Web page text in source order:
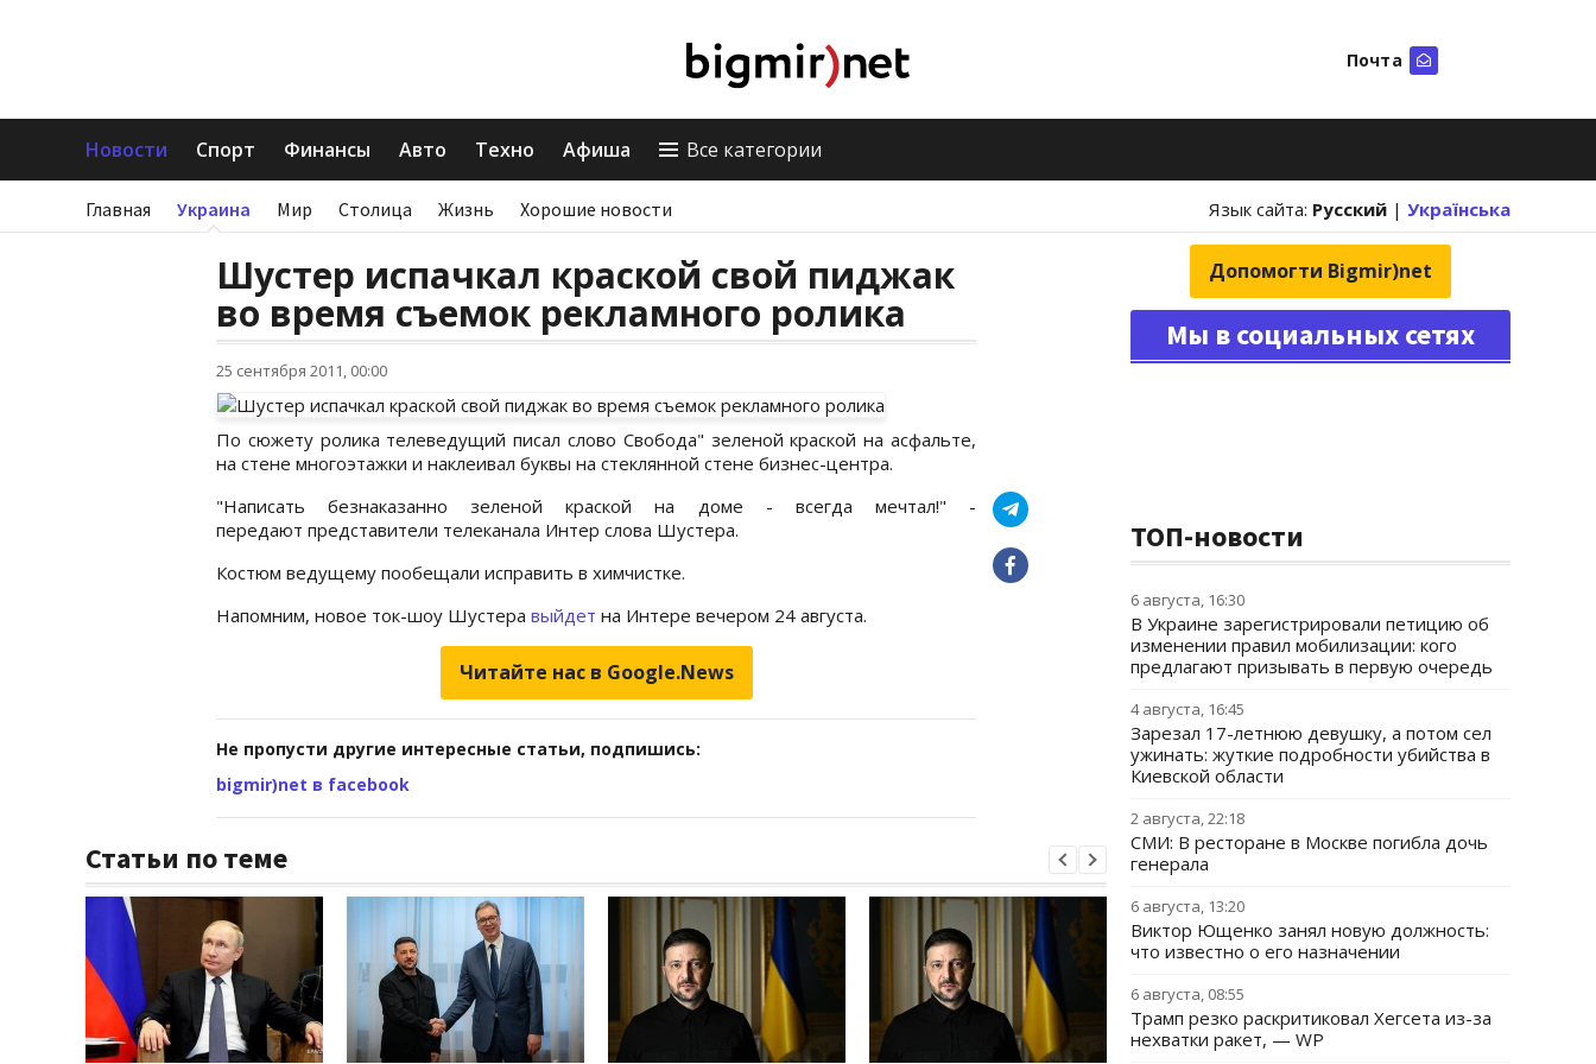
Почта
Новости Спорт Финансы Авто Техно Афиша Все категории
Главная Украина Мир Столица Жизнь Хорошие новости Язык сайта: Русский | Українська
Шустер испачкал краской свой пиджак
во время съемок рекламного ролика
25 сентября 2011, 00:00
По сюжету ролика телеведущий писал слово Свобода" зеленой краской на асфальте,
на стене многоэтажки и наклеивал буквы на стеклянной стене бизнес-центра.
"Написать безнаказанно зеленой краской на доме - всегда мечтал!" -
передают представители телеканала Интер слова Шустера.
Костюм ведущему пообещали исправить в химчистке.
Напомним, новое ток-шоу Шустера выйдет на Интере вечером 24 августа.
Читайте нас в Google.News
Не пропусти другие интересные статьи, подпишись:
bigmir)net в facebook
Статьи по теме
Допомогти Bigmir)net
Мы в социальных сетях
ТОП-новости
6 августа, 16:30
В Украине зарегистрировали петицию об
изменении правил мобилизации: кого
предлагают призывать в первую очередь
4 августа, 16:45
Зарезал 17-летнюю девушку, а потом сел
ужинать: жуткие подробности убийства в
Киевской области
2 августа, 22:18
СМИ: В ресторане в Москве погибла дочь
генерала
6 августа, 13:20
Виктор Ющенко занял новую должность:
что известно о его назначении
6 августа, 08:55
Трамп резко раскритиковал Хегсета из-за
нехватки ракет, — WP